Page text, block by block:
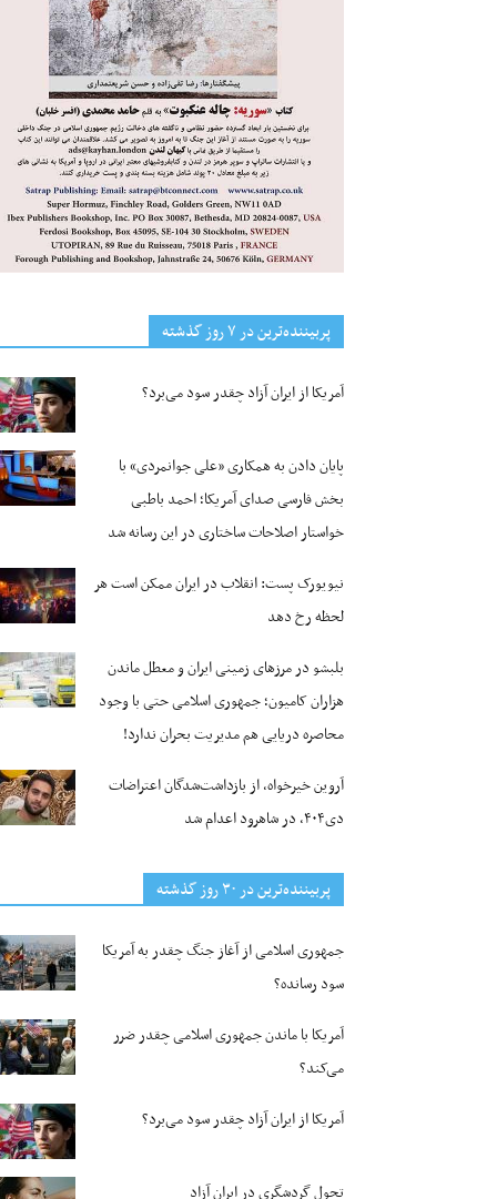
پربیننده‌ترین‌ در ۷ روز گذشته
آمریکا از ایران آزاد چقدر سود می‌برد؟
پایان دادن به همکاری «علی جوانمردی» با
بخش فارسی صدای آمریکا؛ احمد باطبی
خواستار اصلاحات ساختاری در این رسانه شد
نیویورک پست: انقلاب در ایران ممکن است هر
لحظه رخ دهد
بلبشو در مرزهای زمینی ایران و معطل ماندن
هزاران کامیون؛ جمهوری اسلامی حتی با وجود
محاصره دریایی هم مدیریت بحران ندارد!
آروین خیرخواه، از بازداشت‌شدگان اعتراضات
دی۴۰۴، در شاهرود اعدام شد
پربیننده‌ترین‌ در ۳۰ روز گذشته
جمهوری اسلامی از آغاز جنگ چقدر به آمریکا
سود رسانده؟
آمریکا با ماندن جمهوری اسلامی چقدر ضرر
می‌کند؟
آمریکا از ایران آزاد چقدر سود می‌برد؟
تحول گردشگری در ایران آزاد